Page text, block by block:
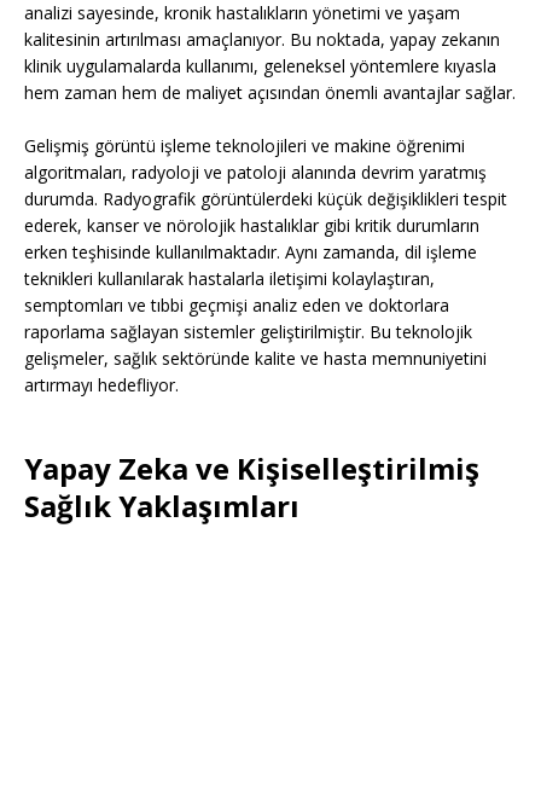
analizi sayesinde, kronik hastalıkların yönetimi ve yaşam
kalitesinin artırılması amaçlanıyor. Bu noktada, yapay zekanın
klinik uygulamalarda kullanımı, geleneksel yöntemlere kıyasla
hem zaman hem de maliyet açısından önemli avantajlar sağlar.
Gelişmiş görüntü işleme teknolojileri ve makine öğrenimi
algoritmaları, radyoloji ve patoloji alanında devrim yaratmış
durumda. Radyografik görüntülerdeki küçük değişiklikleri tespit
ederek, kanser ve nörolojik hastalıklar gibi kritik durumların
erken teşhisinde kullanılmaktadır. Aynı zamanda, dil işleme
teknikleri kullanılarak hastalarla iletişimi kolaylaştıran,
semptomları ve tıbbi geçmişi analiz eden ve doktorlara
raporlama sağlayan sistemler geliştirilmiştir. Bu teknolojik
gelişmeler, sağlık sektöründe kalite ve hasta memnuniyetini
artırmayı hedefliyor.
Yapay Zeka ve Kişiselleştirilmiş
Sağlık Yaklaşımları